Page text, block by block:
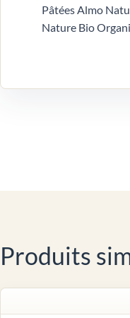
Pâtées Almo
Nature Bio
Produits